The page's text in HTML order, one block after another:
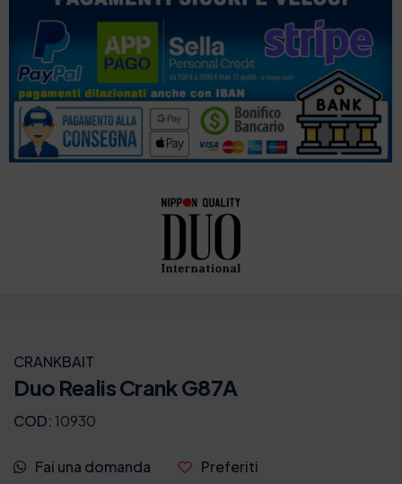
CRANKBAIT
Duo Realis Crank G87A
COD:10930
Fai una domanda Preferiti